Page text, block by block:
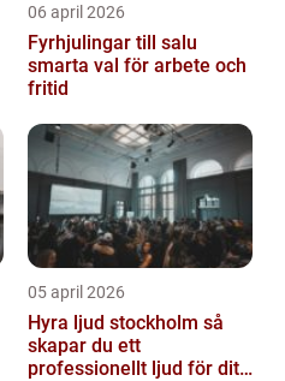
06 april 2026
Fyrhjulingar till salu
smarta val för arbete och
fritid
05 april 2026
Hyra ljud stockholm så
skapar du ett
professionellt ljud för ditt